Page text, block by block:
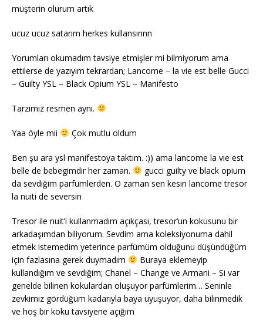
müşterin olurum artık
ucuz ucuz satarım herkes kullansınnn
Yorumları okumadım tavsiye etmişler mi bilmiyorum ama
ettilerse de yazıyım tekrardan; Lancome – la vie est belle Gucci
– Guilty YSL – Black Opium YSL – Manifesto
Tarzımız resmen aynı.
Yaa öyle mii Çok mutlu oldum
Ben şu ara ysl manifestoya taktım. :)) ama lancome la vie est
belle de bebegimdir her zaman.
gucci guilty ve black opium
da sevdiğim parfümlerden. O zaman sen kesin lancome tresor
la nuiti de seversin
Tresor ile nuit’i kullanmadım açıkçası, tresor’un kokusunu bir
arkadaşımdan biliyorum. Sevdim ama koleksiyonuma dahil
etmek istemedim yeterince parfümüm olduğunu düşündüğüm
için fazlasına gerek duymadım
Buraya eklemeyip
kullandığım ve sevdiğim; Chanel – Change ve Armani – Si var
genelde bilinen kokulardan oluşuyor parfümlerim… Seninle
zevkimiz gördüğüm kadarıyla baya uyuşuyor, daha bilinmedik
ve hoş bir koku tavsiyene açığım